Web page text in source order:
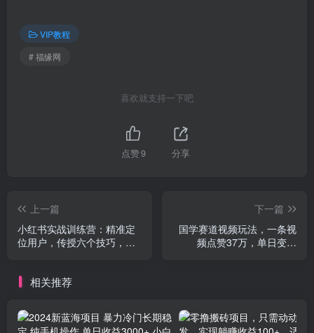
VIP教程
# 福缘网
喜欢就支持一下吧
点赞9 分享
上一篇
小红书实战训练营：精准定
位用户，传授六个技巧，助
下一篇
国学赛道视频玩法，一条视
频点赞37万，单日变现
相关推荐